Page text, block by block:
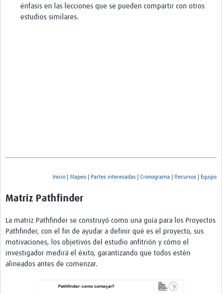
énfasis en las lecciones que se pueden compartir con otros
estudios similares.
Inicio Mapeo Partes interesadas Cronograma Recursos Equipo
Matriz Pathfinder
La matriz Pathfinder se construyó como una guía para los Proyectos
Pathfinder, con el fin de ayudar a definir qué es el proyecto, sus
motivaciones, los objetivos del estudio anfitrión y cómo el
investigador medirá el éxito, garantizando que todos estén
alineados antes de comenzar.